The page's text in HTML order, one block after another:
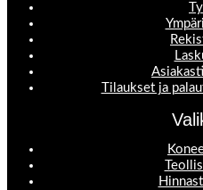
Tilaukset ja